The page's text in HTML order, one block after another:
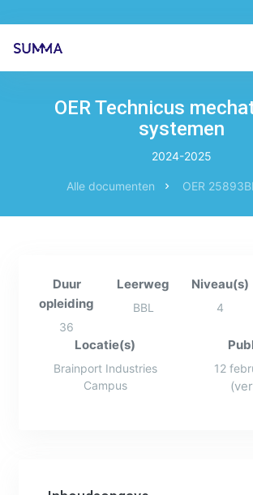
OER Technicus
systemen
2024-2025
Alle documenten OER
Duur
opleiding
36
Leerweg
BBL
Niveau(s)
4
Locatie(s)
Brainport Industries
Campus
12